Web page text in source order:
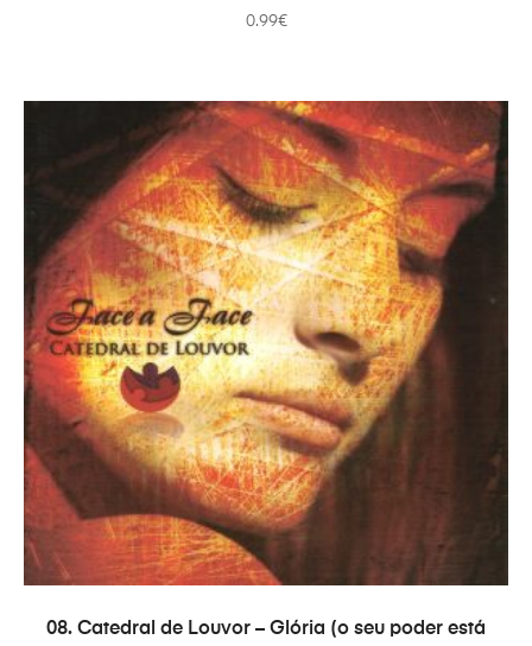
0.99€
ДОДАТИ В КОШИК
08. Catedral de Louvor – Glória (o seu poder está